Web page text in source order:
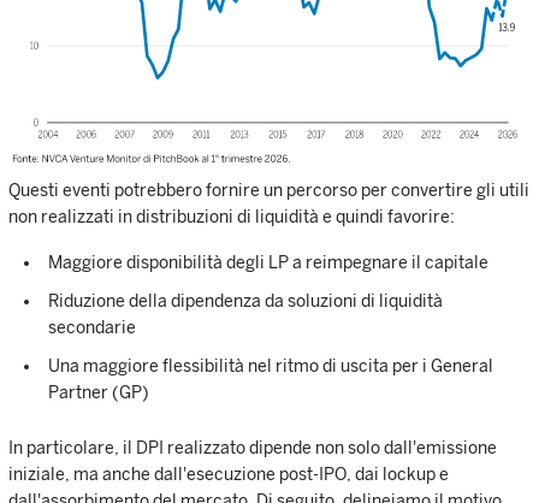
Questi eventi potrebbero fornire un percorso per convertire gli utili
non realizzati in distribuzioni di liquidità e quindi favorire:
Maggiore disponibilità degli LP a reimpegnare il capitale
Riduzione della dipendenza da soluzioni di liquidità
secondarie
Una maggiore flessibilità nel ritmo di uscita per i General
Partner (GP)
In particolare, il DPI realizzato dipende non solo dall'emissione
iniziale, ma anche dall'esecuzione post-IPO, dai lockup e